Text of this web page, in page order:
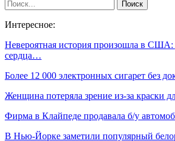
Интересное:
Невероятная история произошла в
сердца…
Более 12 000 электронных сигарет без
Женщина потеряла зрение из-за краски
Фирма в Клайпеде продавала б/у
В Нью-Йорке заметили популярный